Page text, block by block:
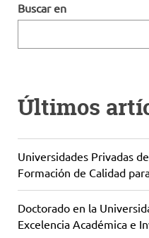
Buscar en
Últimos
Universidades Privadas
Formación de Calidad
Doctorado en la
Excelencia Académica e